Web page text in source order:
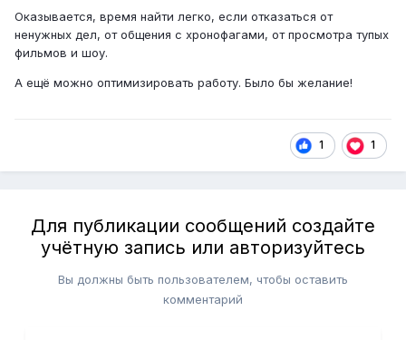
Оказывается, время найти легко, если отказаться от
ненужных дел, от общения с хронофагами, от просмотра тупых
фильмов и шоу.
А ещё можно оптимизировать работу. Было бы желание!
1 1
Для публикации сообщений создайте
учётную запись или авторизуйтесь
Вы должны быть пользователем, чтобы оставить
комментарий